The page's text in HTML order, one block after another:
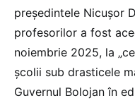
președintele Nicușor
profesorilor a fost
noiembrie 2025, la
școlii sub drasticele
Guvernul Bolojan în